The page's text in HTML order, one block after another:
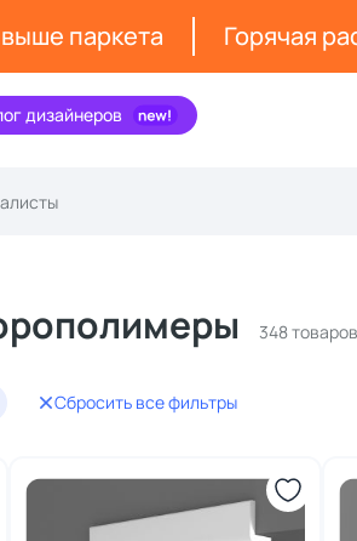
паркета Горячая
дизайнеров
348 товаров
Сбросить все фильтры